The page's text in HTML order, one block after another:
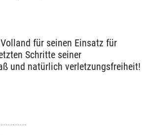
für seinen Einsatz für
Schritte seiner
und natürlich verletzungsfreiheit!